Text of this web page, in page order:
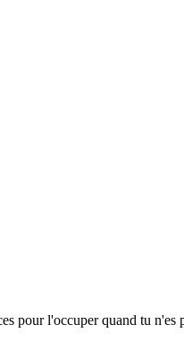
pour l'occuper quand tu n'es